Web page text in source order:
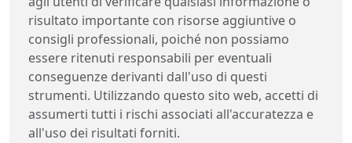
risultato importante con risorse aggiuntive o
consigli professionali, poiché non possiamo
essere ritenuti responsabili per eventuali
conseguenze derivanti dall'uso di questi
strumenti. Utilizzando questo sito web, accetti di
assumerti tutti i rischi associati all'accuratezza e
all'uso dei risultati forniti.